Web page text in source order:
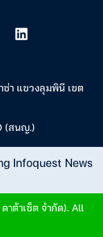
า แขวงลุมพินี เขต
(สนญ.)
Infoquest News
ต้าเซ็ต จำกัด). All